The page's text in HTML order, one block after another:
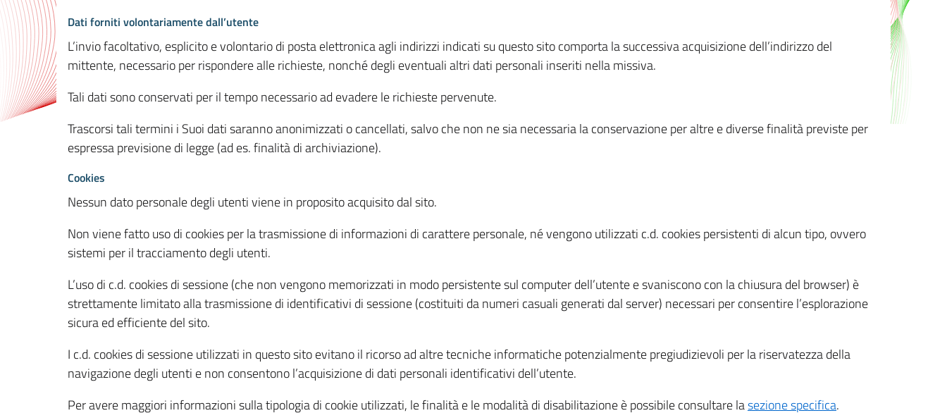
Dati forniti volontariamente dall’utente
L’invio facoltativo, esplicito e volontario di posta elettronica agli indirizzi indicati su questo sito comporta la successiva acquisizione dell’indirizzo del
mittente, necessario per rispondere alle richieste, nonché degli eventuali altri dati personali inseriti nella missiva.
Tali dati sono conservati per il tempo necessario ad evadere le richieste pervenute.
Trascorsi tali termini i Suoi dati saranno anonimizzati o cancellati, salvo che non ne sia necessaria la conservazione per altre e diverse finalità previste per
espressa previsione di legge (ad es. finalità di archiviazione).
Cookies
Nessun dato personale degli utenti viene in proposito acquisito dal sito.
Non viene fatto uso di cookies per la trasmissione di informazioni di carattere personale, né vengono utilizzati c.d. cookies persistenti di alcun tipo, ovvero
sistemi per il tracciamento degli utenti.
L’uso di c.d. cookies di sessione (che non vengono memorizzati in modo persistente sul computer dell’utente e svaniscono con la chiusura del browser) è
strettamente limitato alla trasmissione di identificativi di sessione (costituiti da numeri casuali generati dal server) necessari per consentire l’esplorazione
sicura ed efficiente del sito.
I c.d. cookies di sessione utilizzati in questo sito evitano il ricorso ad altre tecniche informatiche potenzialmente pregiudizievoli per la riservatezza della
navigazione degli utenti e non consentono l’acquisizione di dati personali identificativi dell’utente.
Per avere maggiori informazioni sulla tipologia di cookie utilizzati, le finalità e le modalità di disabilitazione è possibile consultare lasezione specifica.